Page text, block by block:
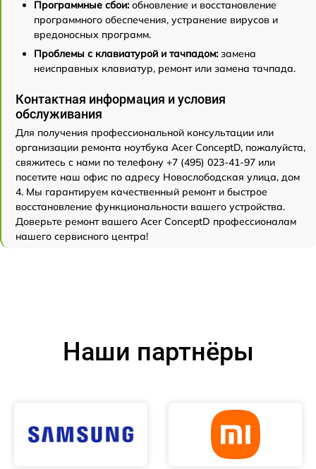
Программные сбои: обновление и восстановление
программного обеспечения, устранение вирусов и
вредоносных программ.
Проблемы с клавиатурой и тачпадом: замена
неисправных клавиатур, ремонт или замена тачпада.
Контактная информация и условия
обслуживания
Для получения профессиональной консультации или
организации ремонта ноутбука Acer ConceptD, пожалуйста,
свяжитесь с нами по телефону +7 (495) 023-41-97 или
посетите наш офис по адресу Новослободская улица, дом
4. Мы гарантируем качественный ремонт и быстрое
восстановление функциональности вашего устройства.
Доверьте ремонт вашего Acer ConceptD профессионалам
нашего сервисного центра!
Наши партнёры